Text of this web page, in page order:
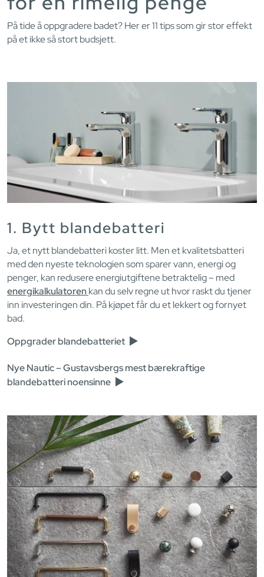
På tide å oppgradere badet? Her er 11 tips som gir stor effekt
på et ikke så stort budsjett.
1. Bytt blandebatteri
Ja, et nytt blandebatteri koster litt. Men et kvalitetsbatteri
med den nyeste teknologien som sparer vann, energi og
penger, kan redusere energiutgiftene betraktelig – med
energikalkulatorenkan du selv regne ut hvor raskt du tjener
inn investeringen din. På kjøpet får du et lekkert og fornyet
bad.
Oppgrader blandebatteriet
Nye Nautic – Gustavsbergs mest bærekraftige
blandebatteri noensinne